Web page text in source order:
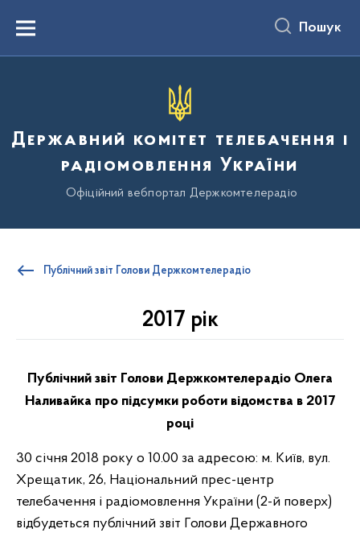
вмістуMenu Пошук
Державний комітет телебачення і
радіомовлення України
Офіційний вебпортал Держкомтелерадіо
Публічний звіт Голови Держкомтелерадіо
2017 рік
Публічний звіт Голови Держкомтелерадіо Олега
Наливайка про підсумки роботи відомства в 2017
році
30 січня 2018 року о 10.00 за адресою: м. Київ, вул.
Хрещатик, 26, Національний прес-центр
телебачення і радіомовлення України (2-й поверх)
відбудеться публічний звіт Голови Державного